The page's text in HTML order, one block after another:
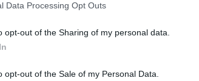
Data Processing Opt Outs
opt-out of the Sharing of my personal data.
opt-out of the Sale of my Personal Data.